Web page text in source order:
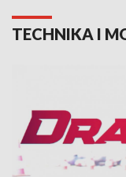
TECHNIKA I